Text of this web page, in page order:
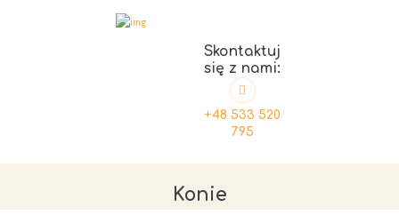
Skontaktuj
się z nami:
+48 533 520
795
Konie